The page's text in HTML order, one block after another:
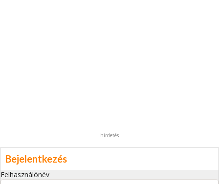
hirdetés
Bejelentkezés
Felhasználónév